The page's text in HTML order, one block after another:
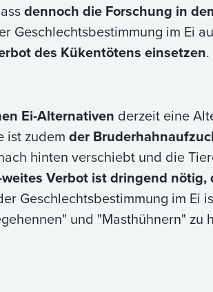
dennoch die Forschung in
Geschlechtsbestimmung im Ei
des Kükentötens einsetzen.
Ei-Alternativen derzeit eine
ist zudem der
hinten verschiebt und die
weites Verbot ist dringend
Geschlechtsbestimmung im Ei
und "Masthühnern" zu